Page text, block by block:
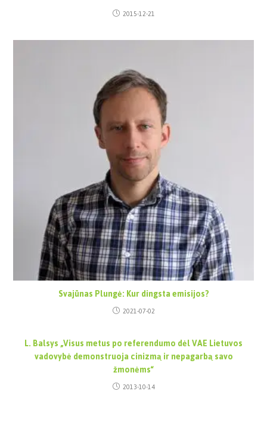
2015-12-21
Svajūnas Plungė: Kur dingsta emisijos?
2021-07-02
L. Balsys „Visus metus po referendumo dėl VAE Lietuvos
vadovybė demonstruoja cinizmą ir nepagarbą savo
žmonėms“
2013-10-14